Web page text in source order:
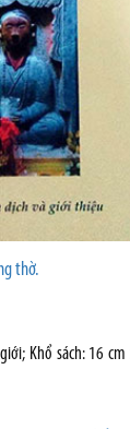
thờ.
Khổ sách: 16